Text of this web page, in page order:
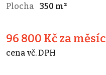
Plocha
350 m²
96 800 Kč za měsíc
cena vč. DPH